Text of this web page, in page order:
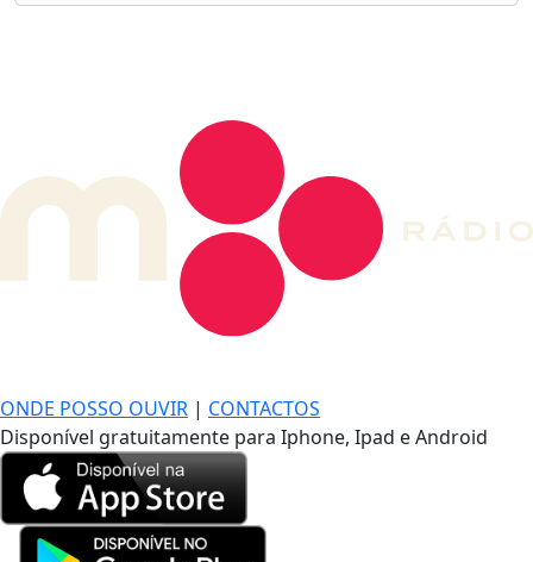
ONDE POSSO OUVIR | CONTACTOS
Disponível gratuitamente para Iphone, Ipad e Android